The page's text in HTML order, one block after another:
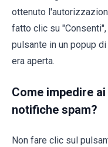
ottenuto
fatto clic su
pulsante in un popup
era aperta.
Come impedire
notifiche spam?
Non fare clic sul